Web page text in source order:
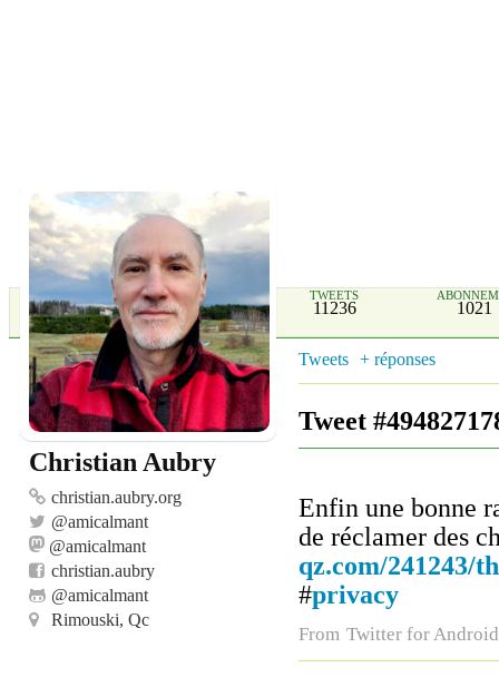
TWEETS
11236 1021
Christian Aubry
christian.aubry.org
@amicalmant
@amicalmant
christian.aubry
@amicalmant
Rimouski, Qc
Tweets + réponses
Tweet
Enfin une bonne
de réclamer des
qz.com/241243/
#privacy
From Twitter for Android